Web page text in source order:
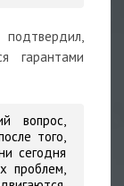
гарантами
вопрос,
того,
сегодня
проблем,